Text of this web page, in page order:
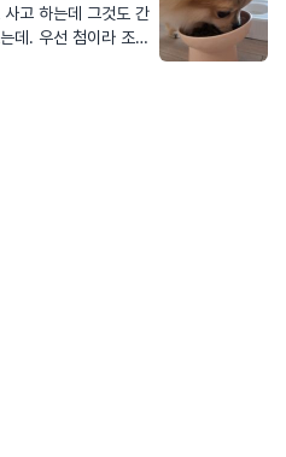
고 하는데 그것도 간
데. 우선 첨이라 조금
은 것 같은데 가격이